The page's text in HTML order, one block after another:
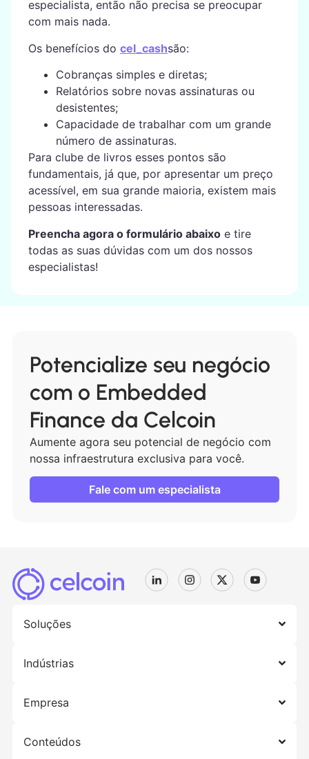
especialista, então não precisa se preocupar
com mais nada.
Os benefícios do cel_cashsão:
Cobranças simples e diretas;
Relatórios sobre novas assinaturas ou
desistentes;
Capacidade de trabalhar com um grande
número de assinaturas.
Para clube de livros esses pontos são
fundamentais, já que, por apresentar um preço
acessível, em sua grande maioria, existem mais
pessoas interessadas.
Preencha agora o formulário abaixoe tire
todas as suas dúvidas com um dos nossos
especialistas!
Potencialize seu negócio
com o Embedded
Finance da Celcoin
Aumente agora seu potencial de negócio com
nossa infraestrutura exclusiva para você.
Fale com um especialista
Soluções
Indústrias
Empresa
Conteúdos